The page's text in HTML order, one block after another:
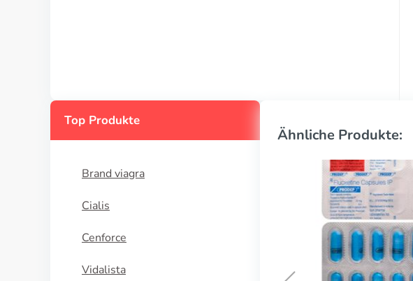
Top Produkte
Brand viagra
Cialis
Cenforce
Vidalista
Ähnliche Produkte: